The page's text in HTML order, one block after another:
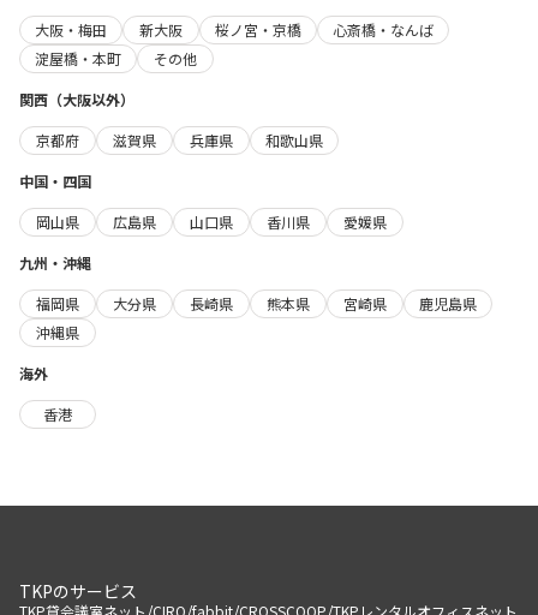
大阪・梅田
新大阪 桜ノ宮・京橋
心斎橋・なんば
淀屋橋・本町
その他
関西（大阪以外）
京都府
滋賀県 兵庫県
和歌山県
中国・四国
岡山県
広島県 山口県 香川県
愛媛県
九州・沖縄
福岡県
大分県 長崎県 熊本県 宮崎県
鹿児島県
沖縄県
海外
香港
TKPのサービス
TKP貸会議室ネット CIRQ fabbit CROSSCOOP TKPレンタルオフィスネット